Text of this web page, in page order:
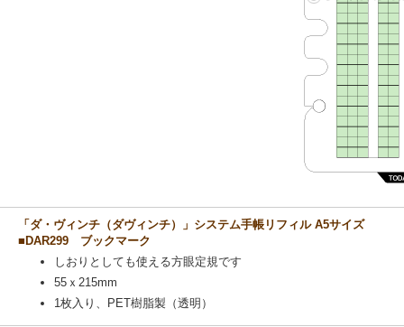
「ダ・ヴィンチ（ダヴィンチ）」システム手帳リフィル A5サイズ
■DAR299 ブックマーク
しおりとしても使える方眼定規です
55ｘ215mm
1枚入り、PET樹脂製（透明）